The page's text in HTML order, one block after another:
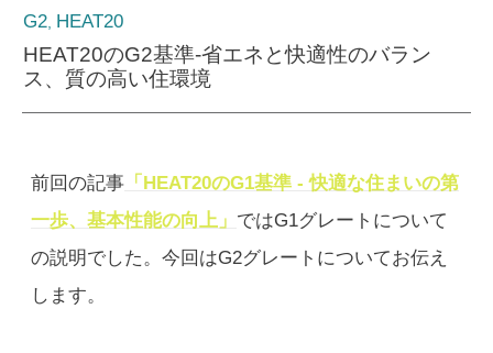
G2 HEAT20
HEAT20のG2基準-省エネと快適性のバラン
ス、質の高い住環境
前回の記事 「HEAT20のG1基準 - 快適な住まいの第
一歩、基本性能の向上」 ではG1グレートについて
の説明でした。今回はG2グレートについてお伝え
します。